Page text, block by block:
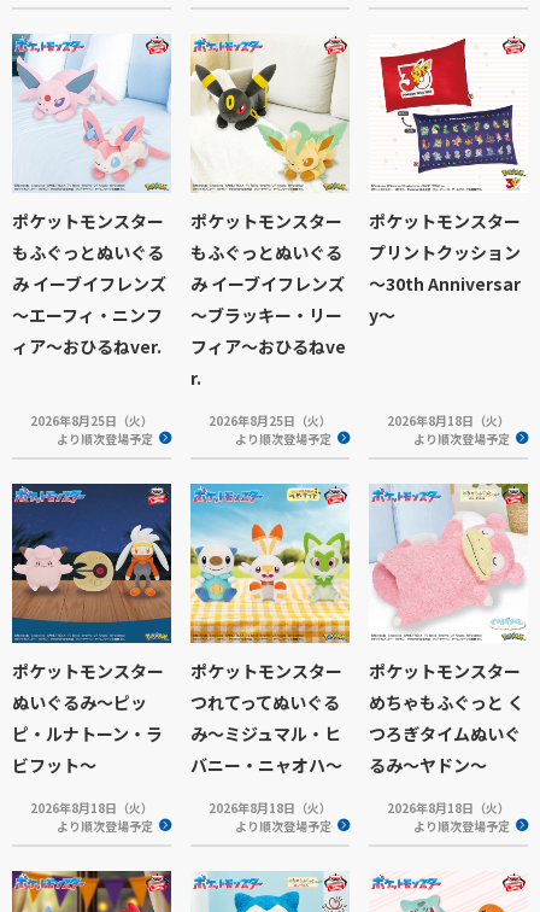
ポケットモンスター
もふぐっとぬいぐる
み イーブイフレンズ
～エーフィ・ニンフ
ィア～おひるねver.
2026年8月25日（火）
より順次登場予定
ポケットモンスター
もふぐっとぬいぐる
み イーブイフレンズ
～ブラッキー・リー
フィア～おひるねve
r.
2026年8月25日（火）
より順次登場予定
ポケットモンスター
プリントクッション
～30th Anniversar
y～
2026年8月18日（火）
より順次登場予定
ポケットモンスター
ぬいぐるみ～ピッ
ピ・ルナトーン・ラ
ビフット～
2026年8月18日（火）
より順次登場予定
ポケットモンスター
つれてってぬいぐる
み～ミジュマル・ヒ
バニー・ニャオハ～
2026年8月18日（火）
より順次登場予定
ポケットモンスター
めちゃもふぐっと く
つろぎタイムぬいぐ
るみ～ヤドン～
2026年8月18日（火）
より順次登場予定